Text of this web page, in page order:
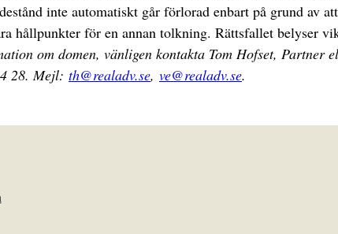
inte automatiskt går förlorad enbart på grund av
hållpunkter för en annan tolkning. Rättsfallet belyser
om domen, vänligen kontakta Tom Hofset, Partner
28. Mejl: th@realadv.se, ve@realadv.se.